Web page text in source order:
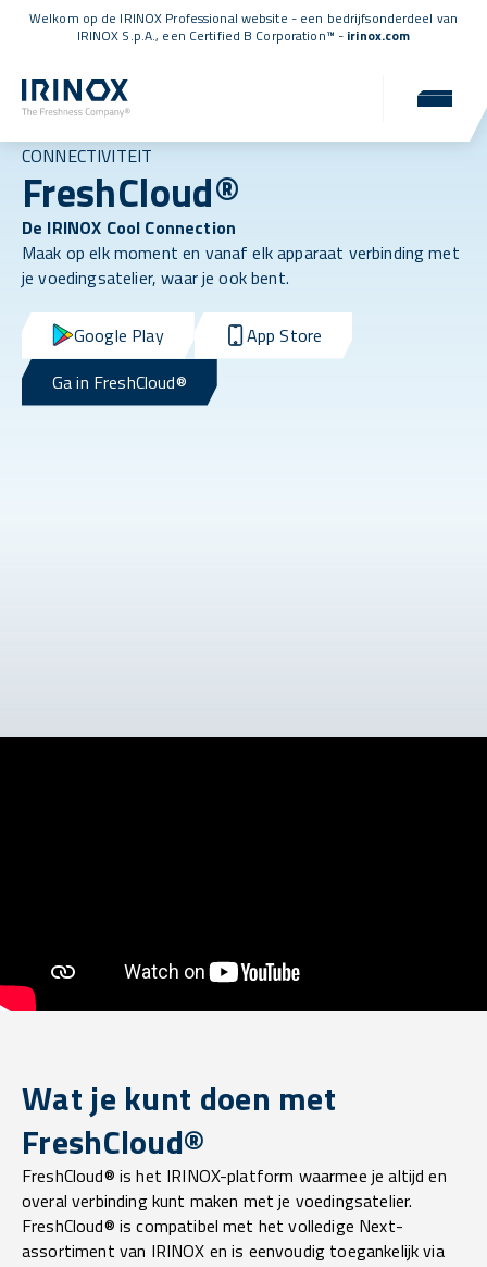
Welkom op de IRINOX Professional website - een bedrijfsonderdeel van
IRINOX S.p.A., een Certified B Corporation™ - irinox.com
CONNECTIVITEIT
FreshCloud®
De IRINOX Cool Connection
Maak op elk moment en vanaf elk apparaat verbinding met
je voedingsatelier, waar je ook bent.
Google Play
App Store
Ga in FreshCloud®
Wat je kunt doen met
FreshCloud®
FreshCloud® is het IRINOX-platform waarmee je altijd en
overal verbinding kunt maken met je voedingsatelier.
FreshCloud® is compatibel met het volledige Next-
assortiment van IRINOX en is eenvoudig toegankelijk via